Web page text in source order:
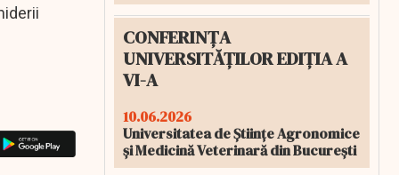
CONFERINȚA
UNIVERSITĂȚILOR EDIȚIA A
VI-A
10.06.2026
Universitatea de Științe Agronomice
și Medicină Veterinară din București